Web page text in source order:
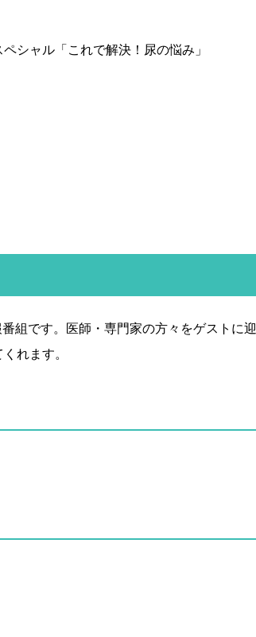
ャル「これで解決！尿の悩み」
組です。医師・専門家の方々をゲストに迎
れます。